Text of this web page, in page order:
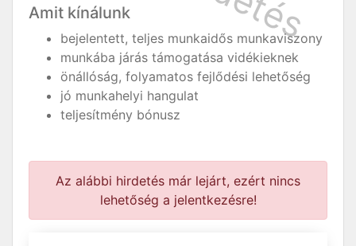
Amit kínálunk
bejelentett, teljes munkaidős munkaviszony
munkába járás támogatása vidékieknek
önállóság, folyamatos fejlődési lehetőség
jó munkahelyi hangulat
teljesítmény bónusz
Az alábbi hirdetés már lejárt, ezért nincs
lehetőség a jelentkezésre!